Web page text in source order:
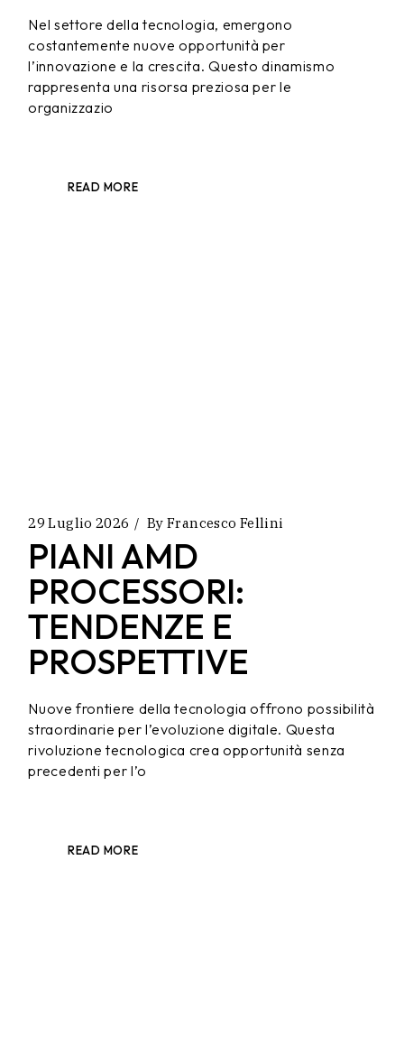
Nel settore della tecnologia, emergono
costantemente nuove opportunità per
l’innovazione e la crescita. Questo dinamismo
rappresenta una risorsa preziosa per le
organizzazio
READ MORE
29 Luglio 2026 By Francesco Fellini
PIANI AMD
PROCESSORI:
TENDENZE E
PROSPETTIVE
Nuove frontiere della tecnologia offrono possibilità
straordinarie per l’evoluzione digitale. Questa
rivoluzione tecnologica crea opportunità senza
precedenti per l’o
READ MORE